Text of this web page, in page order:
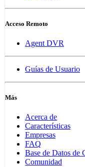
Acceso Remoto
Agent DVR
Guías de Usuario
Más
Acerca de
Características
Empresas
FAQ
Base de Datos de
Comunidad